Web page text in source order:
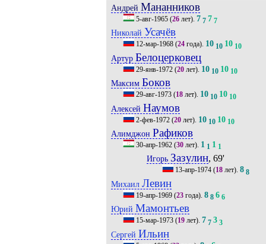
Андрей Мананников
5-авг-1965(26лет). 7 7 7 7
Николай Усачёв
12-мар-1968(24года). 10 10 10 10
Артур Белоцерковец
29-янв-1972(20лет). 10 10 10 10
Максим Боков
29-авг-1973(18лет). 10 10 10 10
Алексей Наумов
2-фев-1972(20лет). 10 10 10 10
Алимджон Рафиков
30-апр-1962(30лет). 1 1 1 1
Игорь Зазулин, 69'
13-апр-1974 (18 лет).8 8
Михаил Левин
19-апр-1969(23года). 8 8 6 6
Юрий Мамонтьев
15-мар-1973(19лет). 7 7 3 3
Сергей Ильин